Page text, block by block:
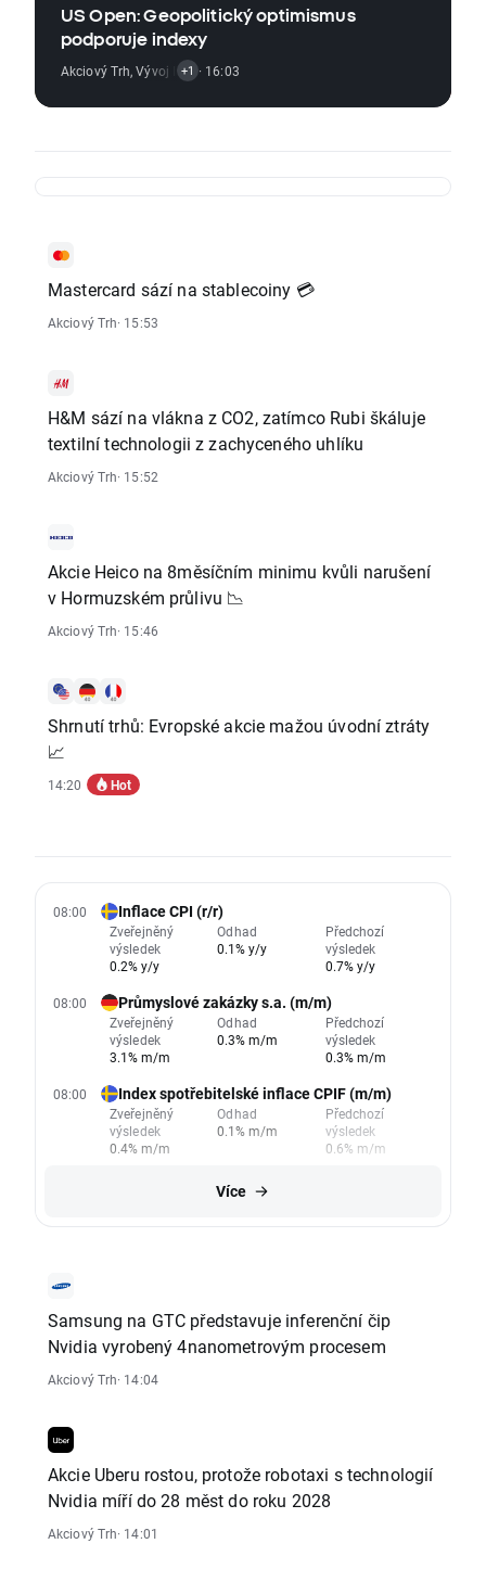
US Open: Geopolitický optimismus
podporuje indexy
Akciový Trh,Vývoj Indexů
+1 · 16:03
Mastercard sází na stablecoiny 💳
Akciový Trh· 15:53
H&M sází na vlákna z CO2, zatímco Rubi škáluje
textilní technologii z zachyceného uhlíku
Akciový Trh· 15:52
Akcie Heico na 8měsíčním minimu kvůli narušení
v Hormuzském průlivu 📉
Akciový Trh· 15:46
Shrnutí trhů: Evropské akcie mažou úvodní ztráty
📈
14:20 Hot
08:00 Inflace CPI (r/r)
Zveřejněný
výsledek
0.2% y/y
Odhad
0.1% y/y
Předchozí
výsledek
0.7% y/y
08:00 Průmyslové zakázky s.a. (m/m)
Zveřejněný
výsledek
3.1% m/m
Odhad
0.3% m/m
Předchozí
výsledek
0.3% m/m
08:00 Index spotřebitelské inflace CPIF (m/m)
Zveřejněný
výsledek
0.4% m/m
Odhad
0.1% m/m
Předchozí
výsledek
0.6% m/m
Více
Samsung na GTC představuje inferenční čip
Nvidia vyrobený 4nanometrovým procesem
Akciový Trh· 14:04
Akcie Uberu rostou, protože robotaxi s technologií
Nvidia míří do 28 měst do roku 2028
Akciový Trh· 14:01